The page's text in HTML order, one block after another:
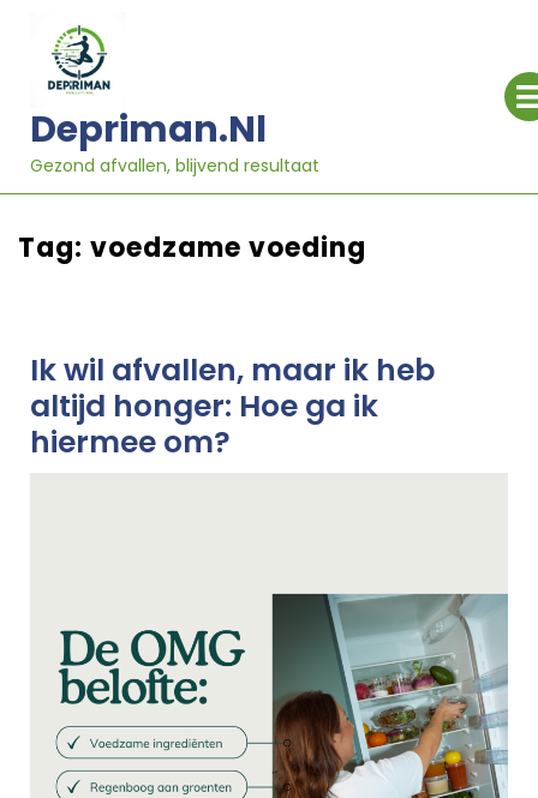
inhoud
Depriman.nl
Gezond afvallen, blijvend resultaat
Tag: voedzame voeding
Ik wil afvallen, maar ik heb
altijd honger: Hoe ga ik
hiermee om?